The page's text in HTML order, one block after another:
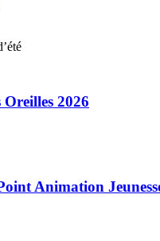
2026
Animation